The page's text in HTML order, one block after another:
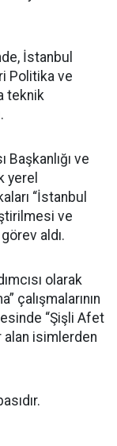
İstanbul
Politika ve
teknik
ve
yerel
“İstanbul
ve
aldı.
olarak
çalışmalarının
“Şişli Afet
alan isimlerden